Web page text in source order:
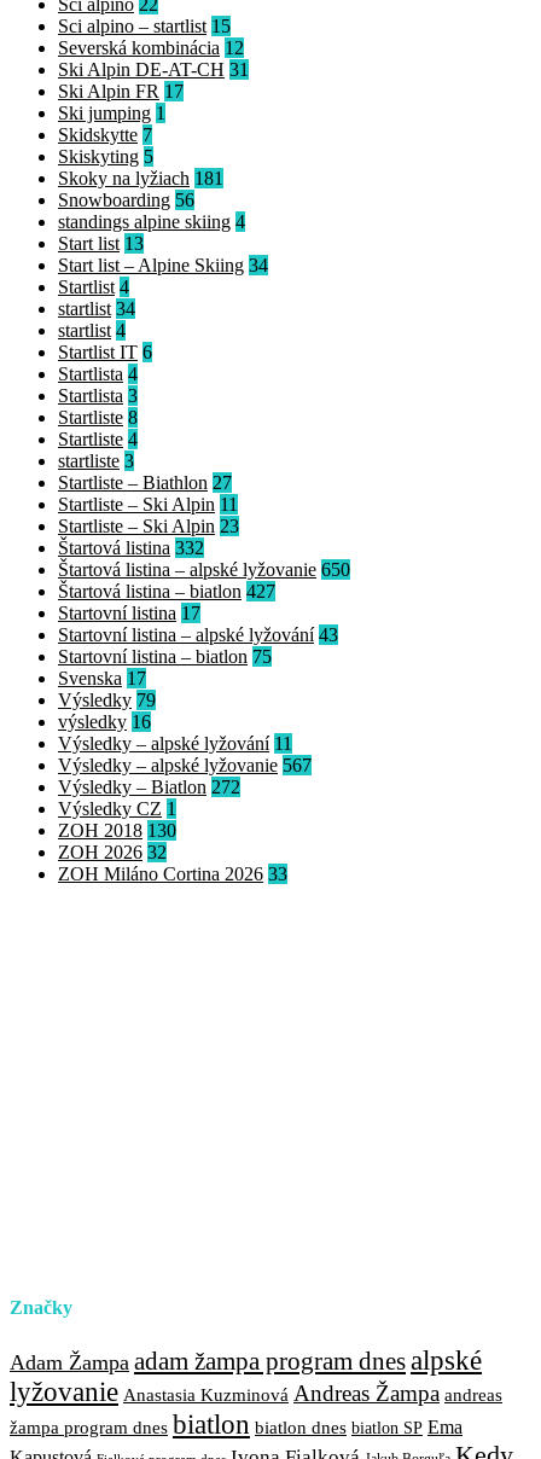
Sci alpino 22
Sci alpino – startlist 15
Severská kombinácia 12
Ski Alpin DE-AT-CH 31
Ski Alpin FR 17
Ski jumping 1
Skidskytte 7
Skiskyting 5
Skoky na lyžiach 181
Snowboarding 56
standings alpine skiing 4
Start list 13
Start list – Alpine Skiing 34
Startlist 4
startlist 34
startlist 4
Startlist IT 6
Startlista 4
Startlista 3
Startliste 8
Startliste 4
startliste 3
Startliste – Biathlon 27
Startliste – Ski Alpin 11
Startliste – Ski Alpin 23
Štartová listina 332
Štartová listina – alpské lyžovanie 650
Štartová listina – biatlon 427
Startovní listina 17
Startovní listina – alpské lyžování 43
Startovní listina – biatlon 75
Svenska 17
Výsledky 79
výsledky 16
Výsledky – alpské lyžování 11
Výsledky – alpské lyžovanie 567
Výsledky – Biatlon 272
Výsledky CZ 1
ZOH 2018 130
ZOH 2026 32
ZOH Miláno Cortina 2026 33
Značky
Adam Žampa adam žampa program dnesalpské
lyžovanie Anastasia Kuzminová Andreas Žampa andreas
žampa program dnes biatlon biatlon dnes biatlon SP Ema